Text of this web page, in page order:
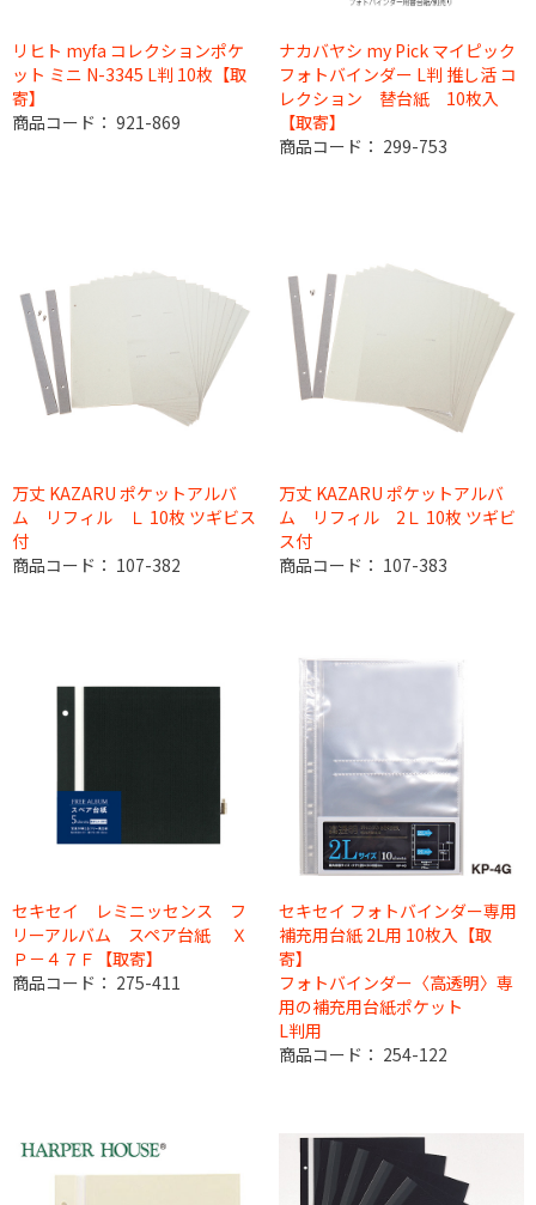
リヒト myfa コレクションポケ
ット ミニ N-3345 L判 10枚【取
寄】
商品コード： 921-869
ナカバヤシ my Pick マイピック
フォトバインダー L判 推し活 コ
レクション 替台紙 10枚入
【取寄】
商品コード： 299-753
万丈 KAZARU ポケットアルバ
ム リフィル Ｌ 10枚 ツギビス
付
商品コード： 107-382
万丈 KAZARU ポケットアルバ
ム リフィル 2Ｌ 10枚 ツギビ
ス付
商品コード： 107-383
セキセイ レミニッセンス フ
リーアルバム スペア台紙 Ｘ
Ｐ－４７Ｆ【取寄】
商品コード： 275-411
セキセイ フォトバインダー専用
補充用台紙 2L用 10枚入【取
寄】
フォトバインダー〈高透明〉専
用の補充用台紙ポケット
L判用
商品コード： 254-122